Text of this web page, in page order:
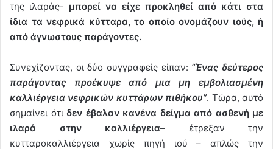
της ιλαράς- μπορεί να είχε προκληθεί από κάτι στα
ίδια τα νεφρικά κύτταρα, το οποίο ονομάζουν ιούς, ή
από άγνωστους παράγοντες.
Συνεχίζοντας, οι δύο συγγραφείς είπαν: “Ένας δεύτερος
παράγοντας προέκυψε από μια μη εμβολιασμένη
καλλιέργεια νεφρικών κυττάρων πιθήκου”. Τώρα, αυτό
σημαίνει ότι δεν έβαλαν κανένα δείγμα από ασθενή με
ιλαρά στην καλλιέργεια– έτρεξαν την
κυτταροκαλλιέργεια χωρίς πηγή ιού – απλώς την